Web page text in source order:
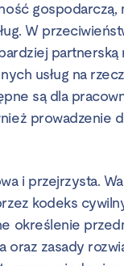
gospodarczą,
W
usług na
są dla
prowadzenie
i przejrzysta.
kodeks
określenie
oraz zasady